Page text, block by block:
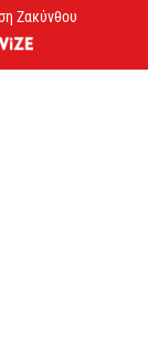
Ζακύνθου